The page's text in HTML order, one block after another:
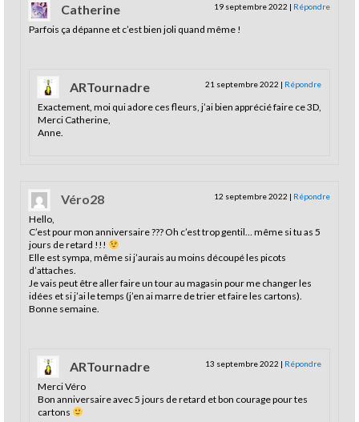
Catherine 19 septembre 2022 | Répondre
Parfois ça dépanne et c’est bien joli quand même !
ARTournadre 21 septembre 2022 | Répondre
Exactement, moi qui adore ces fleurs, j’ai bien apprécié faire ce 3D,
Merci Catherine,
Anne.
Véro28 12 septembre 2022 | Répondre
Hello,
C’est pour mon anniversaire ??? Oh c’est trop gentil… même si tu as 5
jours de retard !!!
Elle est sympa, même si j’aurais au moins découpé les picots
d’attaches.
Je vais peut être aller faire un tour au magasin pour me changer les
idées et si j’ai le temps (j’en ai marre de trier et faire les cartons).
Bonne semaine.
ARTournadre 13 septembre 2022 | Répondre
Merci Véro
Bon anniversaire avec 5 jours de retard et bon courage pour tes
cartons